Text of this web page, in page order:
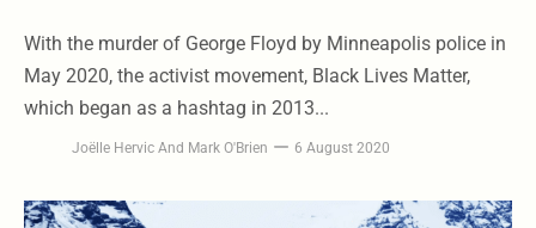
With the murder of George Floyd by Minneapolis police in
May 2020, the activist movement, Black Lives Matter,
which began as a hashtag in 2013...
Joëlle Hervic And Mark O'Brien 6 August 2020